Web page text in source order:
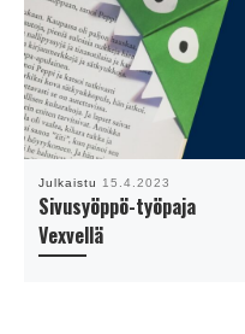
Julkaistu 15.4.2023
Sivusyöppö-työpaja
Vexvellä